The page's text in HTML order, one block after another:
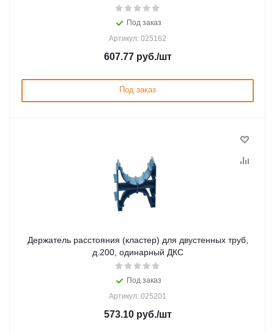
Под заказ
Артикул: 025162
607.77руб./шт
Под заказ
Держатель расстояния (кластер) для двустенных труб,
д.200, одинарный ДКС
Под заказ
Артикул: 025201
573.10руб./шт